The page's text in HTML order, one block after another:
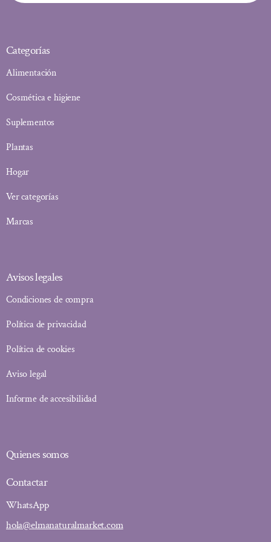
Categorías
Alimentación
Cosmética e higiene
Suplementos
Plantas
Hogar
Ver categorías
Marcas
Avisos legales
Condiciones de compra
Política de privacidad
Política de cookies
Aviso legal
Informe de accesibilidad
Quienes somos
Contactar
WhatsApp
hola@elmanaturalmarket.com